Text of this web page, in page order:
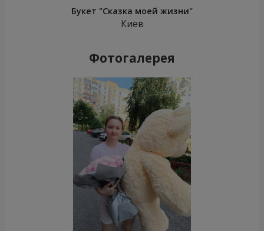
Букет "Сказка моей жизни"
Киев
Фотогалерея